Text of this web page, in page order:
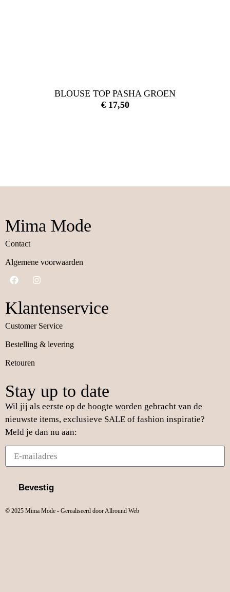
BLOUSE TOP PASHA GROEN
€17,50
Mima Mode
Contact
Algemene voorwaarden
Klantenservice
Customer Service
Bestelling & levering
Retouren
Stay up to date
Wil jij als eerste op de hoogte worden gebracht van de
nieuwste items, exclusieve SALE of fashion inspiratie?
Meld je dan nu aan:
Bevestig
© 2025 Mima Mode - Gerealiseerd door Allround Web